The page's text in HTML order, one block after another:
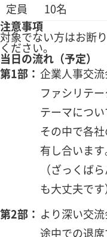
定員
10名
注意事項
対象でない方はお断
ください。
当日の流れ（予定）
第1部： 企業人事交
ファシリテ
テーマにつ
その中で各
有し合います
（ざっくば
も大丈夫です
第2部： より深い交
途中での退